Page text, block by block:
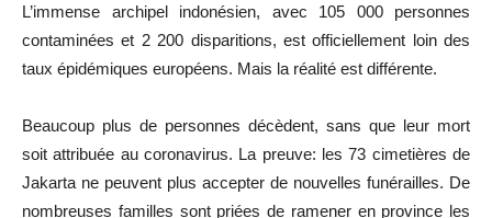
L’immense archipel indonésien, avec 105 000 personnes
contaminées et 2 200 disparitions, est officiellement loin des
taux épidémiques européens. Mais la réalité est différente.
Beaucoup plus de personnes décèdent, sans que leur mort
soit attribuée au coronavirus. La preuve: les 73 cimetières de
Jakarta ne peuvent plus accepter de nouvelles funérailles. De
nombreuses familles sont priées de ramener en province les